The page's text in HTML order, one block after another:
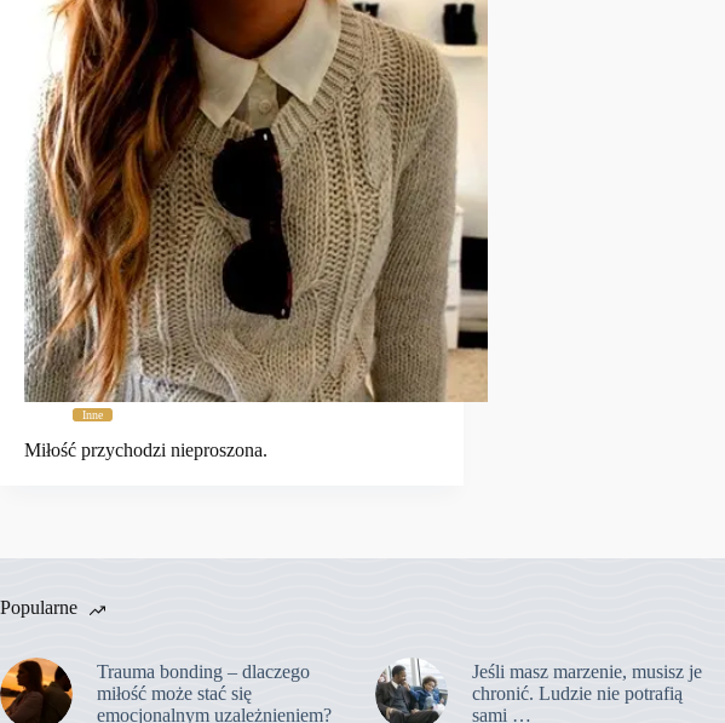
Inne
Miłość przychodzi nieproszona.
Popularne
Trauma bonding – dlaczego
miłość może stać się
emocjonalnym uzależnieniem?
Jeśli masz marzenie, musisz je
chronić. Ludzie nie potrafią
sami …